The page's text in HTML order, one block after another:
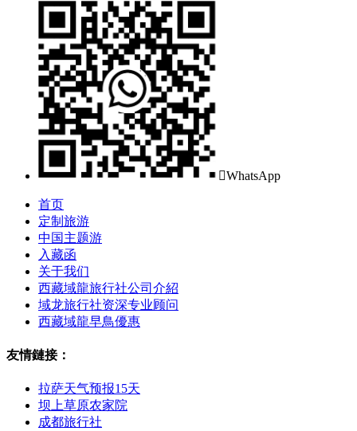
WhatsApp
首页
定制旅游
中国主题游
入藏函
关于我们
西藏域龍旅行社公司介紹
域龙旅行社资深专业顾问
西藏域龍早鳥優惠
友情鏈接：
拉萨天气预报15天
坝上草原农家院
成都旅行社